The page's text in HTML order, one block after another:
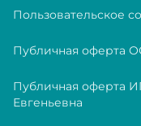
Пользовательское
Публичная оферта
Публичная оферта
Евгеньевна